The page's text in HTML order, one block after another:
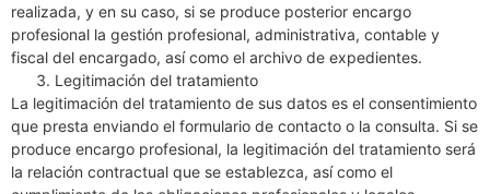
realizada, y en su caso, si se produce posterior encargo
profesional la gestión profesional, administrativa, contable y
fiscal del encargado, así como el archivo de expedientes.
Legitimación del tratamiento
La legitimación del tratamiento de sus datos es el consentimiento
que presta enviando el formulario de contacto o la consulta. Si se
produce encargo profesional, la legitimación del tratamiento será
la relación contractual que se establezca, así como el